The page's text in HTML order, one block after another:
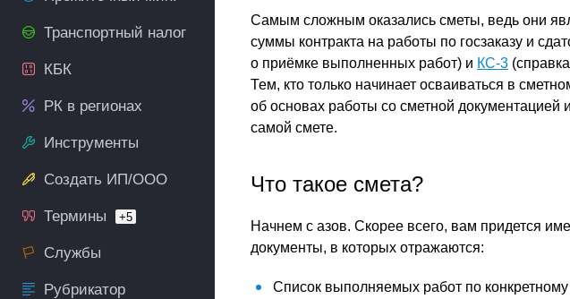
Транспортный налог
КБК
РК в регионах
Инструменты
Создать ИП/ООО
Термины +5
Службы
Рубрикатор
Самым сложным оказались сметы, ведь они
суммы контракта на работы по госзаказу и
о приёмке выполненных работ) и КС-3
Тем, кто только начинает осваиваться в
об основах работы со сметной документацией
самой смете.
Что такое смета?
Начнем с азов. Скорее всего, вам придется
документы, в которых отражаются:
Список выполняемых работ по